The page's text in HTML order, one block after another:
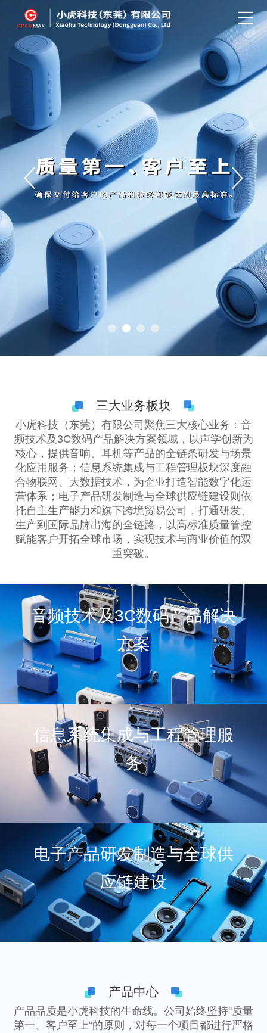
三大业务板块
小虎科技（东莞）有限公司聚焦三大核心业务：音
频技术及3C数码产品解决方案领域，以声学创新为
核心，提供音响、耳机等产品的全链条研发与场景
化应用服务；信息系统集成与工程管理板块深度融
合物联网、大数据技术，为企业打造智能数字化运
营体系；电子产品研发制造与全球供应链建设则依
托自主生产能力和旗下跨境贸易公司，打通研发、
生产到国际品牌出海的全链路，以高标准质量管控
赋能客户开拓全球市场，实现技术与商业价值的双
重突破。
音频技术及3C数码产品解决
方案
信息系统集成与工程管理服
务
电子产品研发制造与全球供
应链建设
产品中心
产品品质是小虎科技的生命线。公司始终坚持"质量
第一、客户至上“的原则，对每一个项目都进行严格